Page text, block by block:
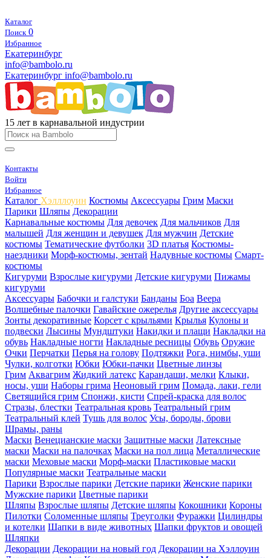
Каталог
Поиск 0
Избранное
Екатеринбург
info@bambolo.ru
Екатеринбург info@bambolo.ru
15 лет в карнавальной индустрии
Контакты
Войти
Избранное
Каталог Хэлллоуин Костюмы Аксессуары Грим Маски
Парики Шляпы Декорации
Карнавальные костюмы Для девочек Для мальчиков Для
малышей Для женщин и девушек Для мужчин Детские
костюмы Тематические футболки 3D платья Костюмы-
наездники Морф-костюмы, зентай Надувные костюмы Смарт-
костюмы
Кигуруми Взрослые кигуруми Детские кигуруми Пижамы
кигуруми
Аксессуары Бабочки и галстуки Банданы Боа Веера
Волшебные палочки Гавайские ожерелья Другие аксессуары
Зонты декоративные Корсет с крыльями Крылья Кулоны и
подвески Лысины Мундштуки Накидки и плащи Накладки на
обувь Накладные ногти Накладные ресницы Обувь Оружие
Очки Перчатки Перья на голову Подтяжки Рога, нимбы, уши
Чулки, колготки Юбки Юбки-пачки Цветные линзы
Грим Аквагрим Жидкий латекс Карандаши, мелки Клыки,
носы, уши Наборы грима Неоновый грим Помада, лаки, гели
Светящийся грим Спонжи, кисти Спрей-краска для волос
Стразы, блестки Театральная кровь Театральный грим
Театральный клей Тушь для волос Усы, бороды, брови
Шрамы, раны
Маски Венецианские маски Защитные маски Латексные
маски Маски на палочках Маски на пол лица Металлические
маски Меховые маски Морф-маски Пластиковые маски
Популярные маски Театральные маски
Парики Взрослые парики Детские парики Женские парики
Мужские парики Цветные парики
Шляпы Взрослые шляпы Детские шляпы Кокошники Короны
Пилотки Соломенные шляпы Треуголки Фуражки Цилиндры
и котелки Шапки в виде животных Шапки фруктов и овощей
Шляпки
Декорации Декорации на новый год Декорации на Хэллоуин